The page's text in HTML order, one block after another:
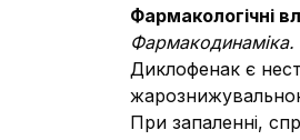
Фармакологічні
Фармакодинаміка.
Диклофенак є
При запаленні,